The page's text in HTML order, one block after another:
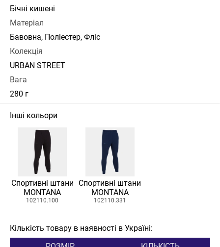
Бічні кишені
Матеріал
Бавовна, Поліестер, Фліс
Колекція
URBAN STREET
Вага
280 г
Інші кольори
Спортивні штани
MONTANA
102110.100
Спортивні штани
MONTANA
102110.331
Кількість товару в наявності в Україні: